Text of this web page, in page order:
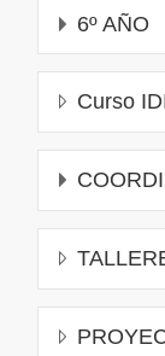
6º AÑO
Curso